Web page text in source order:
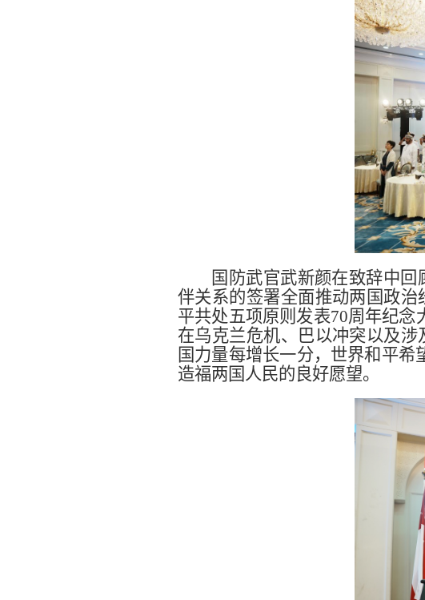
国防武官武新颜在致辞中
伴关系的签署全面推动两国政
平共处五项原则发表70周年纪念
在乌克兰危机、巴以冲突以及
国力量每增长一分，世界和平希
造福两国人民的良好愿望。